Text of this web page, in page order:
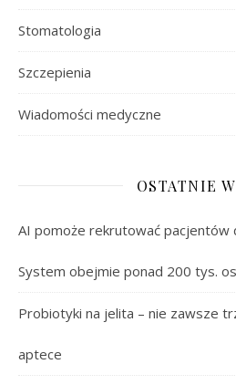
Stomatologia
Szczepienia
Wiadomości medyczne
OSTATNIE
AI pomoże rekrutować pacjentów
System obejmie ponad 200 tys.
Probiotyki na jelita – nie zawsze
aptece